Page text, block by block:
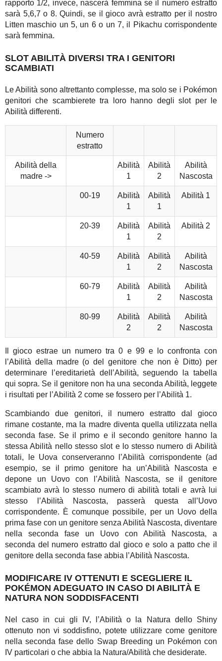
rapporto 1/2, invece, nascerà femmina se il numero estratto
sarà 5,6,7 o 8. Quindi, se il gioco avrà estratto per il nostro
Litten maschio un 5, un 6 o un 7, il Pikachu corrispondente
sarà femmina.
SLOT ABILITÀ DIVERSI TRA I GENITORI
SCAMBIATI
Le Abilità sono altrettanto complesse, ma solo se i Pokémon
genitori che scambierete tra loro hanno degli slot per le
Abilità differenti.
Numero
estratto
Abilità della
madre ->
Abilità
1
Abilità
2
Abilità
Nascosta
00-19
Abilità
1
Abilità
1
Abilità 1
20-39
Abilità
1
Abilità
2
Abilità 2
40-59
Abilità
1
Abilità
2
Abilità
Nascosta
60-79
Abilità
1
Abilità
2
Abilità
Nascosta
80-99
Abilità
2
Abilità
2
Abilità
Nascosta
Il gioco estrae un numero tra 0 e 99 e lo confronta con
l’Abilità della madre (o del genitore che non è Ditto) per
determinare l’ereditarietà dell’Abilità, seguendo la tabella
qui sopra. Se il genitore non ha una seconda Abilità, leggete
i risultati per l’Abilità 2 come se fossero per l’Abilità 1.
Scambiando due genitori, il numero estratto dal gioco
rimane costante, ma la madre diventa quella utilizzata nella
seconda fase. Se il primo e il secondo genitore hanno la
stessa Abilità nello stesso slot e lo stesso numero di Abilità
totali, le Uova conserveranno l’Abilità corrispondente (ad
esempio, se il primo genitore ha un’Abilità Nascosta e
depone un Uovo con l’Abilità Nascosta, se il genitore
scambiato avrà lo stesso numero di abilità totali e avrà lui
stesso l’Abilità Nascosta, passerà questa all’Uovo
corrispondente. È comunque possibile, per un Uovo della
prima fase con un genitore senza Abilità Nascosta, diventare
nella seconda fase un Uovo con Abilità Nascosta, a
seconda del numero estratto dal gioco e solo a patto che il
genitore della seconda fase abbia l’Abilità Nascosta.
MODIFICARE IV OTTENUTI E SCEGLIERE IL
POKÉMON ADEGUATO IN CASO DI ABILITÀ E
NATURA NON SODDISFACENTI
Nel caso in cui gli IV, l’Abilità o la Natura dello Shiny
ottenuto non vi soddisfino, potete utilizzare come genitore
nella seconda fase dello Swap Breeding un Pokémon con
IV particolari o che abbia la Natura/Abilità che desiderate.